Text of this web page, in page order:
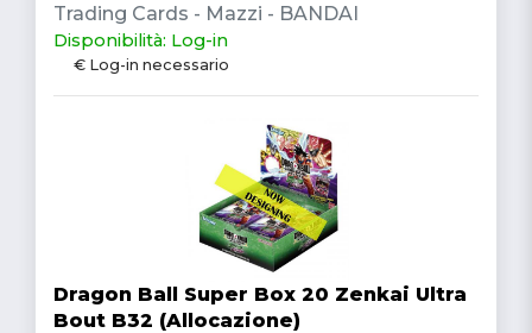
Trading Cards - Mazzi - BANDAI
Disponibilità: Log-in
€ Log-in necessario
Dragon Ball Super Box 20 Zenkai Ultra
Bout B32 (Allocazione)